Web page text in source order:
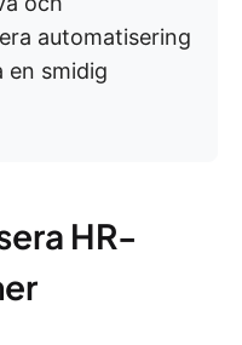
automatisering
en smidig
HR-